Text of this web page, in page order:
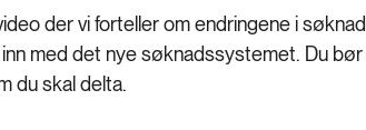
der vi forteller om endringene i
med det nye søknadssystemet. Du
du skal delta.